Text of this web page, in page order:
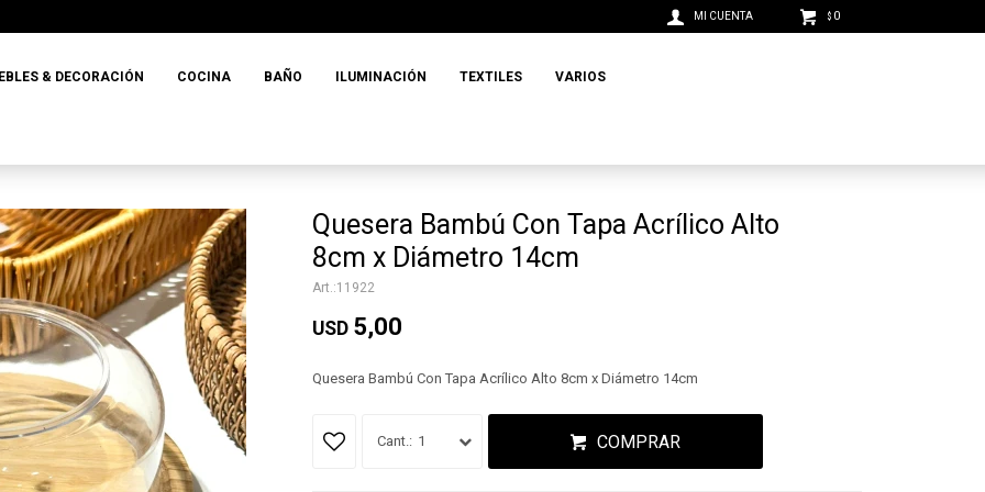
& DECORACIÓN COCINA BAÑO ILUMINACIÓN TEXTILES VARIOS
$ 0
Quesera Bambú Con Tapa Acrílico Alto
8cm x Diámetro 14cm
11922
USD 5,00
Quesera Bambú Con Tapa Acrílico Alto 8cm x Diámetro 14cm
1 COMPRAR